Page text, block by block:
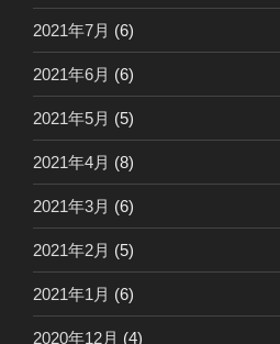
2021年7月 (6)
2021年6月 (6)
2021年5月 (5)
2021年4月 (8)
2021年3月 (6)
2021年2月 (5)
2021年1月 (6)
2020年12月 (4)